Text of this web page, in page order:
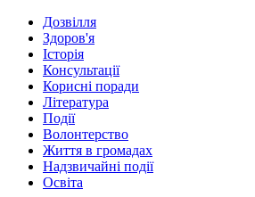
Дозвілля
Здоров'я
Історія
Консультації
Корисні поради
Література
Події
Волонтерство
Життя в громадах
Надзвичайні події
Освіта